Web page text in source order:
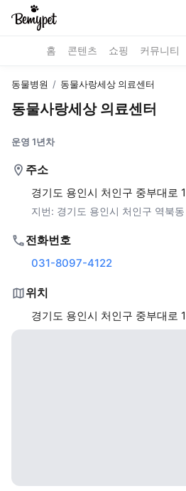
홈 콘텐츠 쇼핑 커뮤니티
동물병원 / 동물사랑세상 의료센터
동물사랑세상 의료센터
운영 1년차
주소
경기도 용인시 처인구 중부대로
지번: 경기도 용인시 처인구 역북
전화번호
031-8097-4122
위치
경기도 용인시 처인구 중부대로